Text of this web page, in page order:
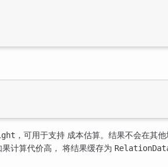
，可用于支持 成本估算。结果不会在其
计算代价高， 将结果缓存为